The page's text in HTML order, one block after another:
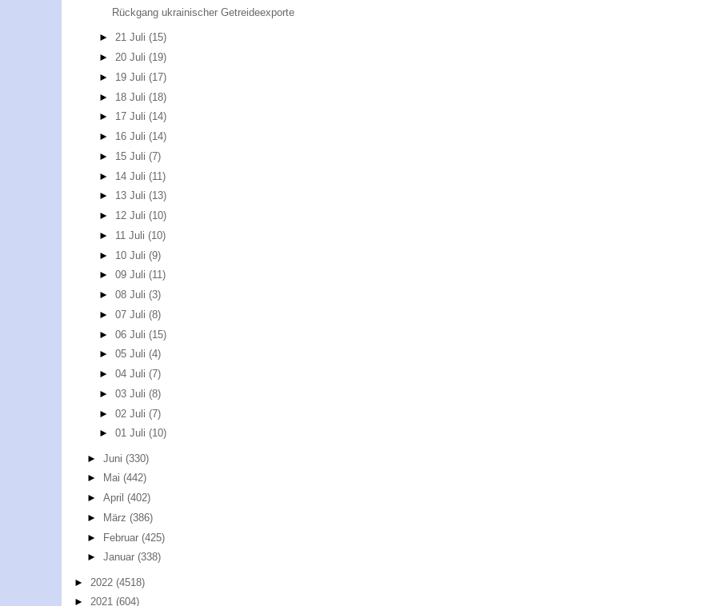
Rückgang ukrainischer Getreideexporte
►21 Juli(15)
►20 Juli(19)
► 19 Juli(17)
► 18 Juli(18)
► 17 Juli(14)
► 16 Juli(14)
► 15 Juli(7)
► 14 Juli(11)
► 13 Juli(13)
► 12 Juli(10)
► 11 Juli(10)
► 10 Juli(9)
►09 Juli(11)
►08 Juli(3)
►07 Juli(8)
►06 Juli(15)
►05 Juli(4)
►04 Juli(7)
►03 Juli(8)
►02 Juli(7)
►01 Juli(10)
► Juni (330)
►
Mai (442)
► April (402)
►
März (386)
► Februar (425)
► Januar (338)
► 2022 (4518)
► 2021 (604)